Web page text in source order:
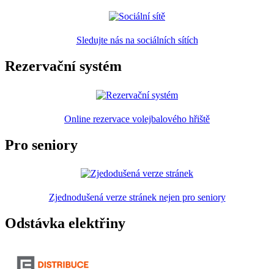
Sledujte nás na sociálních sítích
Rezervační systém
Online rezervace volejbalového hřiště
Pro seniory
Zjednodušená verze stránek nejen pro seniory
Odstávka elektřiny